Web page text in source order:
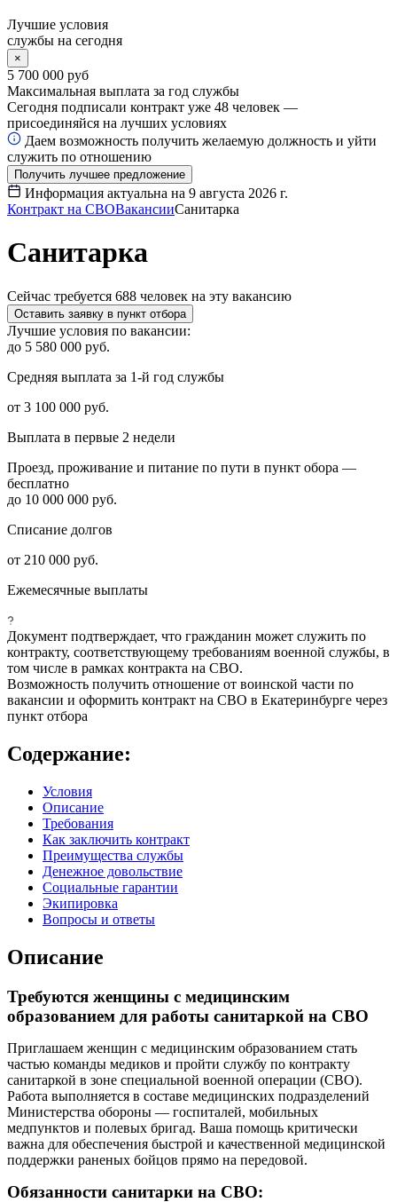
Лучшие условия
службы на сегодня
×
5 700 000 руб
Максимальная выплата за год службы
Сегодня подписали контракт уже 48 человек —
присоединяйся на лучших условиях
Даем возможность получить желаемую должность и уйти
служить по отношению
Получить лучшее предложение
Информация актуальна на 9 августа 2026 г.
Контракт на СВОВакансииСанитарка
Санитарка
Сейчас требуется 688 человек на эту вакансию
Оставить заявку в пункт отбора
Лучшие условия по вакансии:
до 5 580 000 руб.
Средняя выплата за 1-й год службы
от 3 100 000 руб.
Выплата в первые 2 недели
Проезд, проживание и питание по пути в пункт обора —
бесплатно
до 10 000 000 руб.
Списание долгов
от 210 000 руб.
Ежемесячные выплаты
Документ подтверждает, что гражданин может служить по
контракту, соответствующему требованиям военной службы, в
том числе в рамках контракта на СВО.
Возможность получить отношение от воинской части по
вакансии и оформить контракт на СВО в Екатеринбурге через
пункт отбора
Содержание:
Условия
Описание
Требования
Как заключить контракт
Преимущества службы
Денежное довольствие
Социальные гарантии
Экипировка
Вопросы и ответы
Описание
Требуются женщины с медицинским
образованием для работы санитаркой на СВО
Приглашаем женщин с медицинским образованием стать
частью команды медиков и пройти службу по контракту
санитаркой в зоне специальной военной операции (СВО).
Работа выполняется в составе медицинских подразделений
Министерства обороны — госпиталей, мобильных
медпунктов и полевых бригад. Ваша помощь критически
важна для обеспечения быстрой и качественной медицинской
поддержки раненых бойцов прямо на передовой.
Обязанности санитарки на СВО: